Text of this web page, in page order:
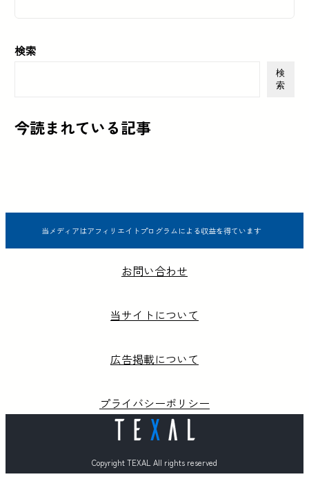
検索
検
索
今読まれている記事
当メディアはアフィリエイトプログラムによる収益を得ています
お問い合わせ
当サイトについて
広告掲載について
プライバシーポリシー
Copyright TEXAL All rights reserved